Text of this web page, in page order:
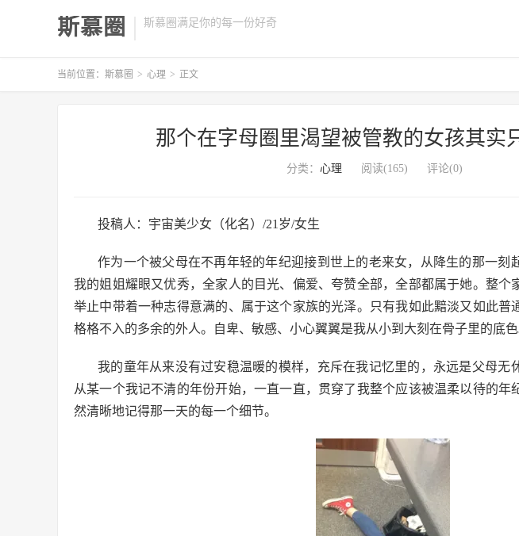
斯慕圈 斯慕圈满足你的每一份好奇
当前位置： 斯慕圈 > 心理 > 正文
那个在字母圈里渴望被管教的女孩其实
分类： 心理 阅读(165) 评论(0)
投稿人：宇宙美少女（化名）/21岁/女生
作为一个被父母在不再年轻的年纪迎接到世上的老来女，从降生的那一刻
我的姐姐耀眼又优秀，全家人的目光、偏爱、夸赞全部，全部都属于她。整个
举止中带着一种志得意满的、属于这个家族的光泽。只有我如此黯淡又如此普
格格不入的多余的外人。自卑、敏感、小心翼翼是我从小到大刻在骨子里的底色
我的童年从来没有过安稳温暖的模样，充斥在我记忆里的，永远是父母无
从某一个我记不清的年份开始，一直一直，贯穿了我整个应该被温柔以待的年
然清晰地记得那一天的每一个细节。